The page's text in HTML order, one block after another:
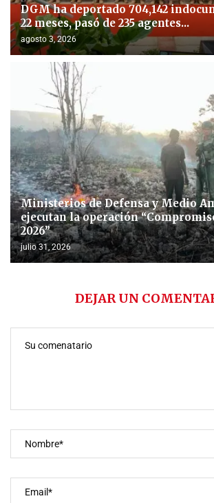
DGM ha deportado 704,142
22 meses, pasó de 235 agentes...
agosto 3, 2026
Ministerios de Defensa y Medio
ejecutan la operación
2026”
julio 31, 2026
DEJAR UN